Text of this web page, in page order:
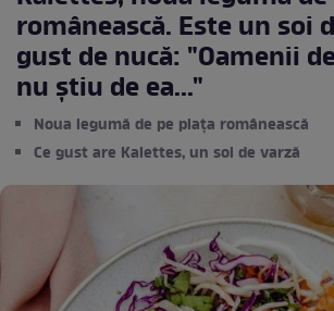
românească. Este un soi
gust de nucă: "Oamenii
nu ştiu de ea..."
Noua legumă de pe piața românească
Ce gust are Kalettes, un soi de varză